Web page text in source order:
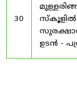
30
ഉടൻ -